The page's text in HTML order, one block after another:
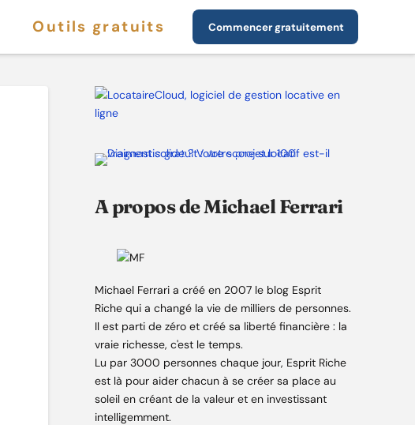
Outils gratuits Commencer gratuitement
A propos de Michael Ferrari
Michael Ferrari a créé en 2007 le blog Esprit
Riche qui a changé la vie de milliers de personnes.
Il est parti de zéro et créé sa liberté financière : la
vraie richesse, c'est le temps.
Lu par 3000 personnes chaque jour, Esprit Riche
est là pour aider chacun à se créer sa place au
soleil en créant de la valeur et en investissant
intelligemment.